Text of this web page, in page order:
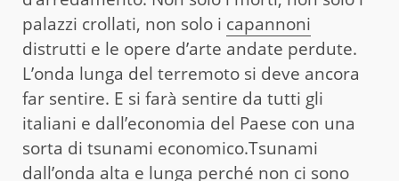
palazzi crollati, non solo i capannoni
distrutti e le opere d’arte andate perdute.
L’onda lunga del terremoto si deve ancora
far sentire. E si farà sentire da tutti gli
italiani e dall’economia del Paese con una
sorta di tsunami economico.Tsunami
dall’onda alta e lunga perché non ci sono